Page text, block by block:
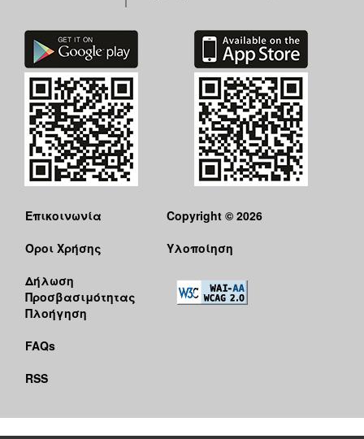
Επικοινωνία
Όροι Χρήσης
Δήλωση
Προσβασιμότητας
Πλοήγηση
FAQs
RSS
Copyright © 2026
Υλοποίηση